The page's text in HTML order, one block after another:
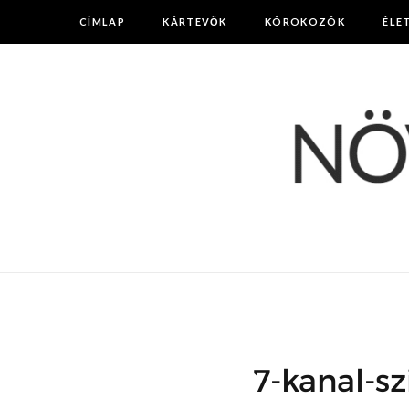
CÍMLAP KÁRTEVŐK KÓROKOZÓK
7-kanal-